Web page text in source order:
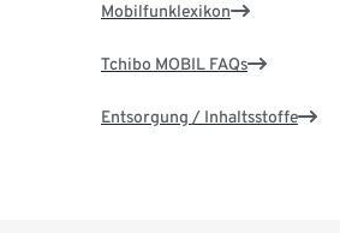
Mobilfunklexikon
Tchibo MOBIL FAQs
Entsorgung / Inhaltsstoffe